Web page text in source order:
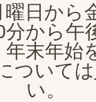
日から
分から午
年末年始
ついては
い。